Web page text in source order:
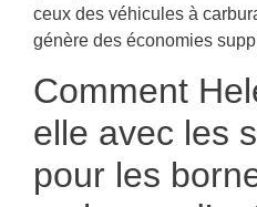
ceux des véhicules à
génère des économies
Comment
elle avec les
pour les